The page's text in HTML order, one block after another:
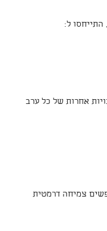
התייחסו ל:
אחרות של כל ערב
צמיחה דרמטית